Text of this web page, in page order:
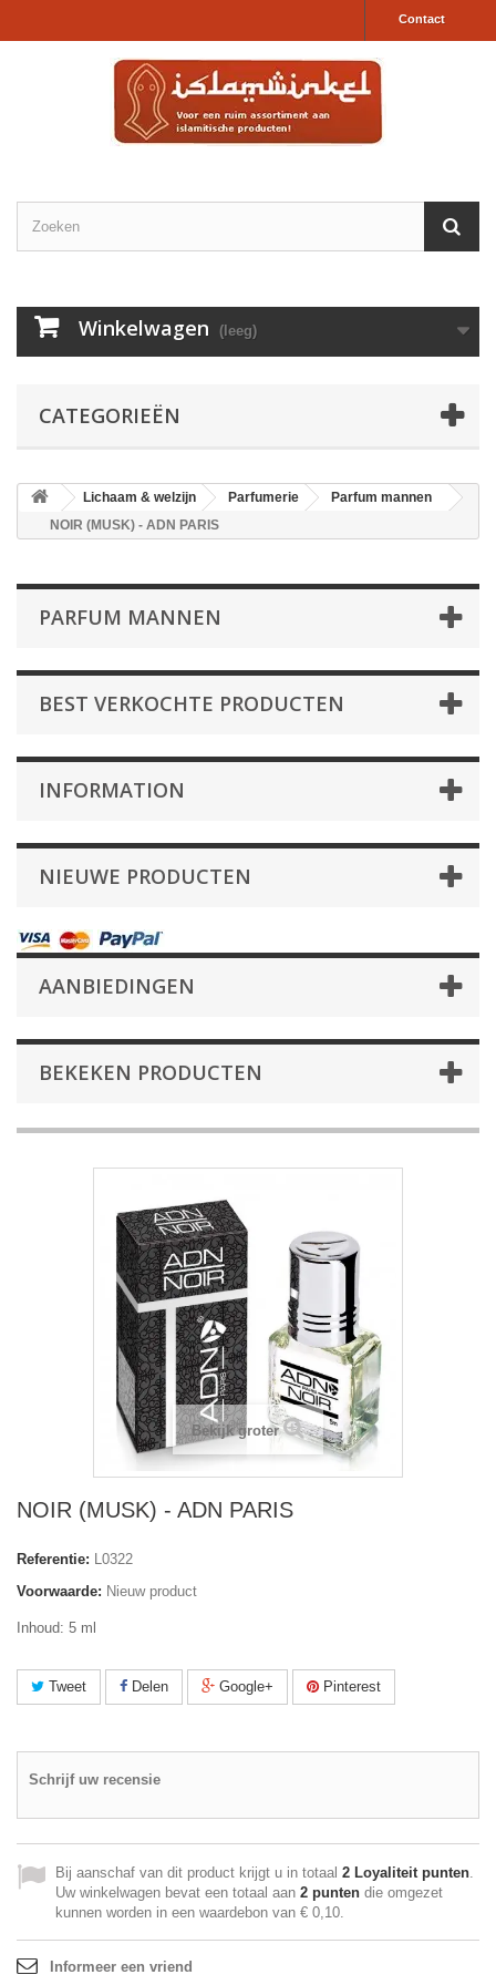
Contact
Winkelwagen (leeg)
CATEGORIEËN
Lichaam & welzijn Parfumerie
Parfum mannen
NOIR (MUSK) - ADN PARIS
PARFUM MANNEN
BEST VERKOCHTE PRODUCTEN
INFORMATION
NIEUWE PRODUCTEN
AANBIEDINGEN
BEKEKEN PRODUCTEN
Bekijk groter
NOIR (MUSK) - ADN PARIS
Referentie: L0322
Voorwaarde: Nieuw product
Inhoud: 5 ml
Tweet Delen Google+ Pinterest
Schrijf uw recensie
Bij aanschaf van dit product krijgt u in totaal 2 Loyaliteit punten.
Uw winkelwagen bevat een totaal aan 2 punten die omgezet
kunnen worden in een waardebon van € 0,10.
Informeer een vriend